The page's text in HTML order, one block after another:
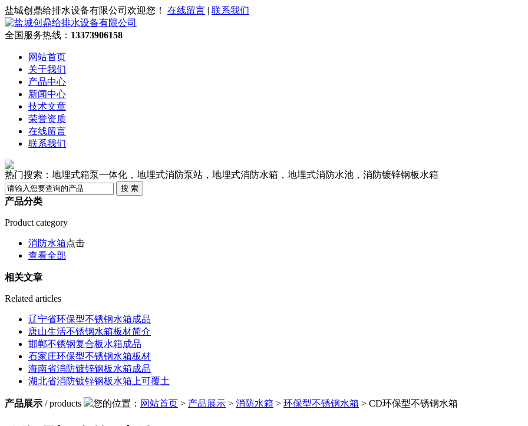
盐城创鼎给排水设备有限公司欢迎您！ 在线留言 | 联系我们
全国服务热线： 13373906158
网站首页
关于我们
产品中心
新闻中心
技术文章
荣誉资质
在线留言
联系我们
热门搜索：地埋式箱泵一体化，地埋式消防泵站，地埋式消防水箱，地埋式消防水池，消防镀锌钢板水箱
产品分类
Product category
消防水箱点击
查看全部
相关文章
Related articles
辽宁省环保型不锈钢水箱成品
唐山生活不锈钢水箱板材简介
邯郸不锈钢复合板水箱成品
石家庄环保型不锈钢水箱板材
海南省消防镀锌钢板水箱成品
湖北省消防镀锌钢板水箱上可覆土
产品展示 / products 您的位置： 网站首页 > 产品展示 > 消防水箱 > 环保型不锈钢水箱 > CD环保型不锈钢水箱